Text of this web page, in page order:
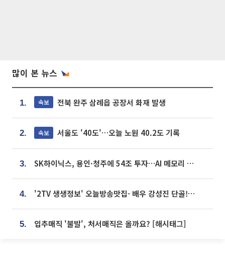
많이 본 뉴스
1. 속보 전북 완주 삼례읍 공장서 화재 발생
2. 속보 서울도 '40도'…오늘 노원 40.2도 기록
3. SK하이닉스, 용인·청주에 54조 투자…AI 메모리 생산기지 키운다
4. '2TV 생생정보' 오늘방송맛집- 배우 강성진 단골! 쌀국수ㆍ푸팟퐁 커리 맛집 '블○○○'
5. 입추매직 '불발', 처서매직은 올까요? [해시태그]